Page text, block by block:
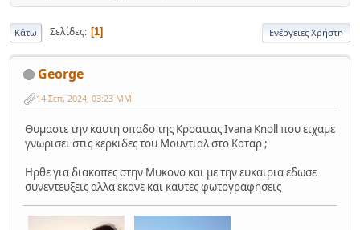
Κάτω Σελίδες 1 Ενέργειες Χρήστη
George
14 Σεπ, 2024, 03:23 ΜΜ
Θυμαστε την καυτη οπαδο της Κροατιας Ivana Knoll που ειχαμε
γνωρισει στις κερκιδες του Μουντιαλ στο Καταρ ;
Ηρθε για διακοπες στην Μυκονο και με την ευκαιρια εδωσε
συνεντευξεις αλλα εκανε και καυτες φωτογραφησεις